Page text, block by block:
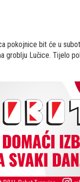
pokojnice bit će u
groblju Lučice. Tijelo